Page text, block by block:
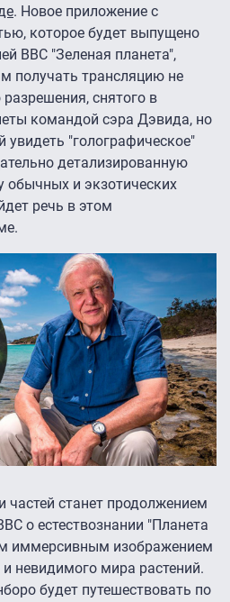
. Новое приложение с
которое будет выпущено
BBC "Зеленая планета",
получать трансляцию не
снятого в
командой сэра Дэвида, но
увидеть "голографическое"
детализированную
и экзотических
речь в этом
частей станет продолжением
о естествознании "Планета
иммерсивным изображением
невидимого мира растений.
будет путешествовать по